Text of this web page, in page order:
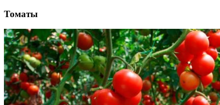
Томаты